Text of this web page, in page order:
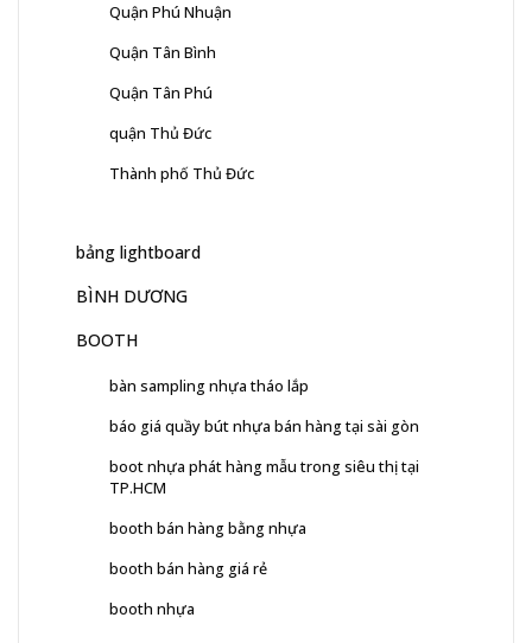
Quận Phú Nhuận
Quận Tân Bình
Quận Tân Phú
quận Thủ Đức
Thành phố Thủ Đức
bảng lightboard
BÌNH DƯƠNG
BOOTH
bàn sampling nhựa tháo lắp
báo giá quầy bút nhựa bán hàng tại sài gòn
boot nhựa phát hàng mẫu trong siêu thị tại
TP.HCM
booth bán hàng bằng nhựa
booth bán hàng giá rẻ
booth nhựa